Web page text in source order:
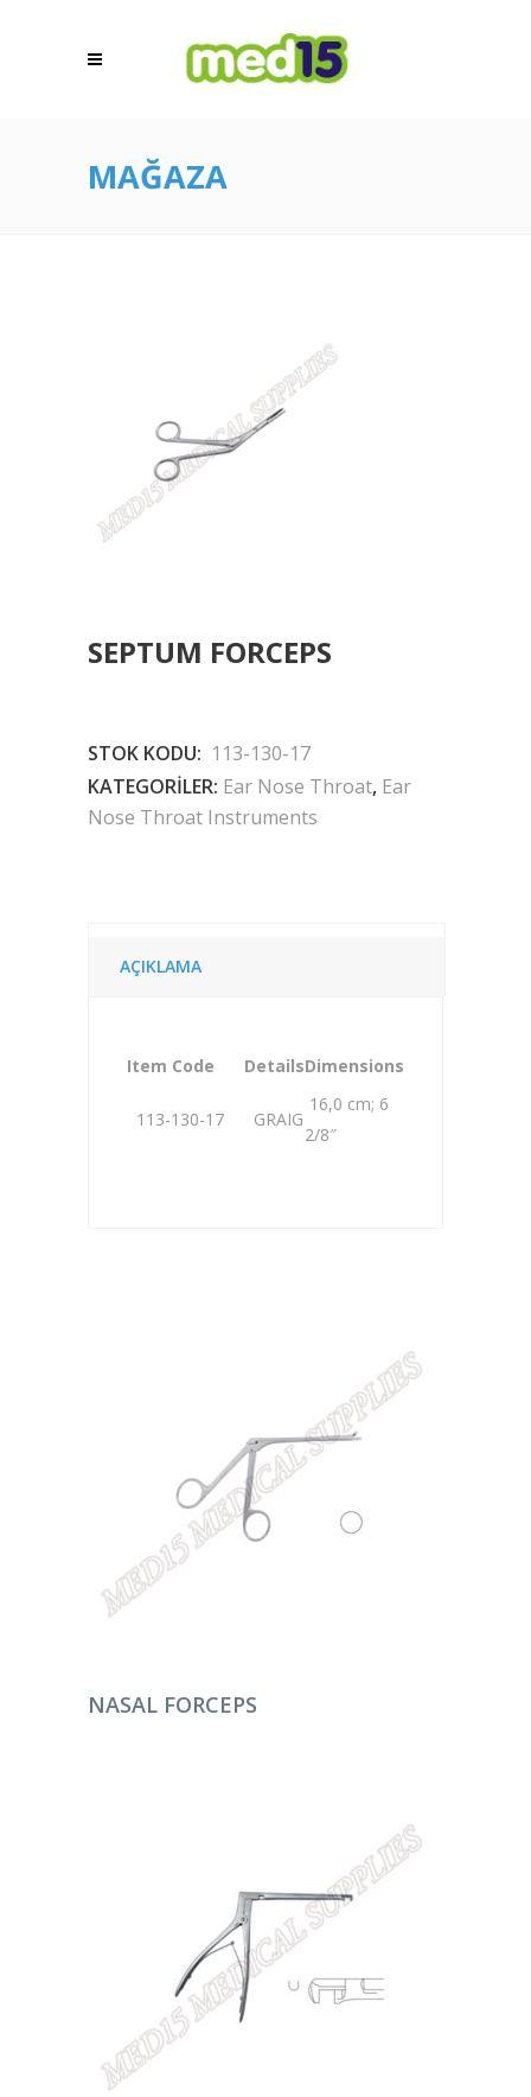
MAĞAZA
SEPTUM FORCEPS
STOK KODU: 113-130-17
KATEGORILER: Ear Nose Throat, Ear
Nose Throat Instruments
AÇIKLAMA
Item Code DetailsDimensions
113-130-17 GRAIG
16,0 cm; 6
2/8″
DEVAMINI OKU
NASAL FORCEPS